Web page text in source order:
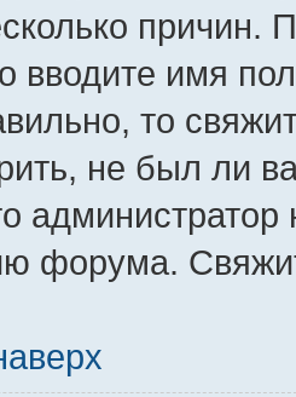
причин.
вводите имя
то
не был ли
администратор
форума.